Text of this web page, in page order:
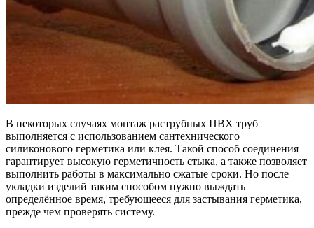
В некоторых случаях монтаж раструбных ПВХ труб
выполняется с использованием сантехнического
силиконового герметика или клея. Такой способ соединения
гарантирует высокую герметичность стыка, а также позволяет
выполнить работы в максимально сжатые сроки. Но после
укладки изделий таким способом нужно выждать
определённое время, требующееся для застывания герметика,
прежде чем проверять систему.